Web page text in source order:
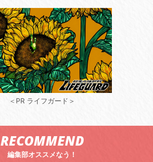
＜PR ライフガード＞
RECOMMEND
編集部オススメなう！